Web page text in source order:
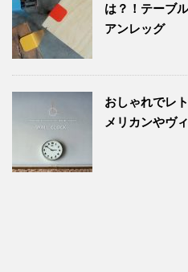
は？！テーブ
アンレッグ
おしゃれでレ
メリカンやヴ